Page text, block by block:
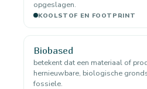
opgeslagen.
KOOLSTOF EN FOOTPRINT
Biobased
betekent dat een materiaal of
hernieuwbare, biologische
fossiele.